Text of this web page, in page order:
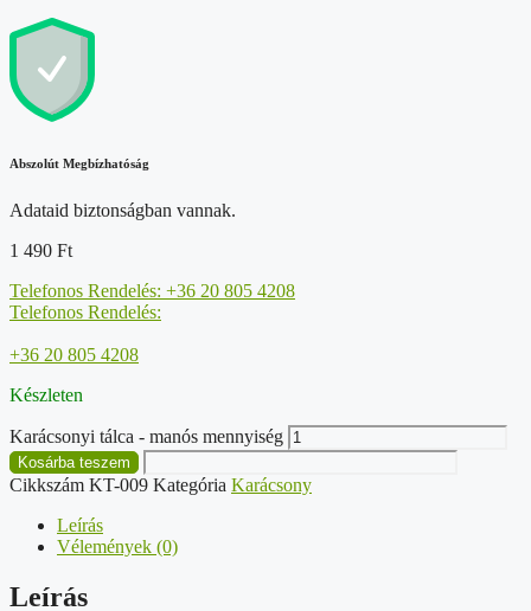
Abszolút Megbízhatóság
Adataid biztonságban vannak.
1 490 Ft
Telefonos Rendelés: +36 20 805 4208
Telefonos Rendelés:
+36 20 805 4208
Készleten
Karácsonyi tálca - manós mennyiség
Kosárba teszem
Cikkszám KT-009 Kategória Karácsony
Leírás
Vélemények (0)
Leírás